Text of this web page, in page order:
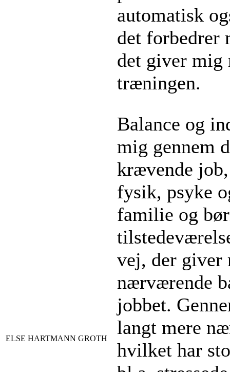
automatisk
det forbedrer
det giver
træningen.
ELSE HARTMANN GROTH
Balance og
mig gennem
krævende
fysik, psyke
familie og
vej, der
nærværende
jobbet.
langt mere
hvilket har